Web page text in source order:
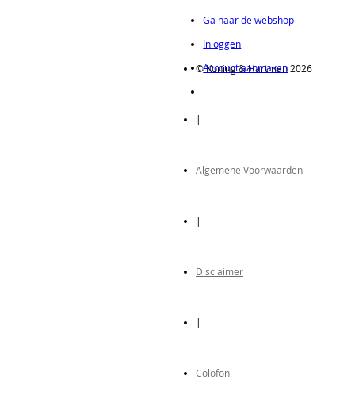
Ga naar de webshop
Inloggen
Account aanmaken
© Koning & Hartman 2026
|
Algemene Voorwaarden
|
Disclaimer
|
Colofon